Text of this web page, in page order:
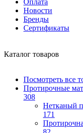
Оплата
Новости
Бренды
Сертификаты
Каталог товаров
Посмотреть все
Протирочные
308
Нетканый
171